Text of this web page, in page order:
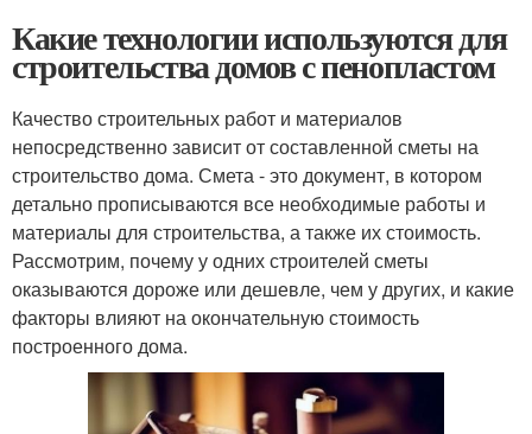
Какие технологии используются для
строительства домов с пенопластом
Качество строительных работ и материалов
непосредственно зависит от составленной сметы на
строительство дома. Смета - это документ, в котором
детально прописываются все необходимые работы и
материалы для строительства, а также их стоимость.
Рассмотрим, почему у одних строителей сметы
оказываются дороже или дешевле, чем у других, и какие
факторы влияют на окончательную стоимость
построенного дома.